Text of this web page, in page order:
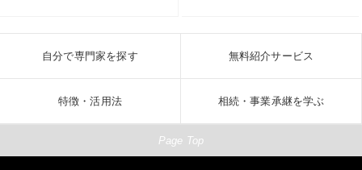
自分で専門家を探す 無料紹介サービス
特徴・活用法 相続・事業承継を学ぶ
Page Top